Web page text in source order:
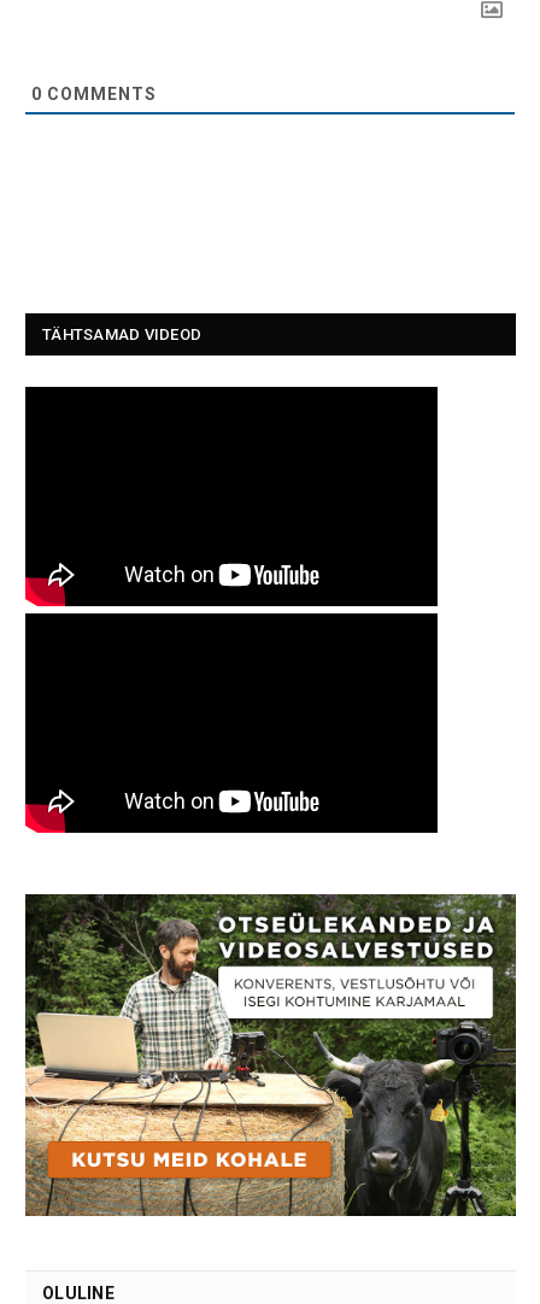
0 COMMENTS
TÄHTSAMAD VIDEOD
OLULINE